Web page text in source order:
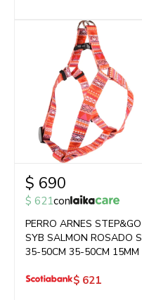
$ 690
$ 621con
PERRO ARNES STEP&GO
SYB SALMON ROSADO S
35-50CM 35-50CM 15MM
$ 621